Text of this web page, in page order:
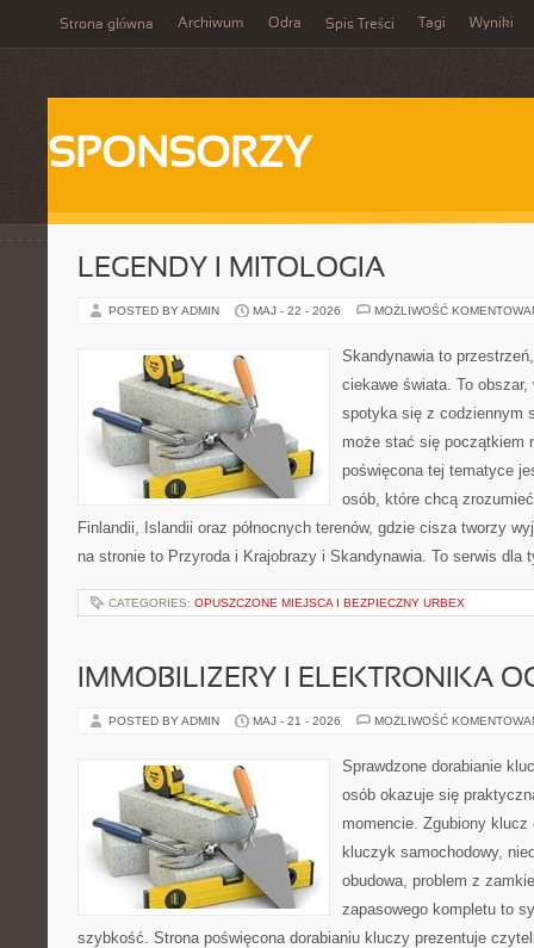
Strona główna Archiwum Odra Spis Treści Tagi Wyniki
SPONSORZY
LEGENDY I MITOLOGIA
POSTED BY ADMIN MAJ - 22 - 2026 MOŻLIWOŚĆ
Skandynawia to
ciekawe świata. To
spotyka się z codziennym
może stać się początkiem
poświęcona tej tematyce
osób, które chcą
Finlandii, Islandii oraz północnych terenów, gdzie cisza tworzy
na stronie to Przyroda i Krajobrazy i Skandynawia. To serwis
CATEGORIES: OPUSZCZONE MIEJSCA I BEZPIECZNY URBEX
IMMOBILIZERY I ELEKTRONIKA
POSTED BY ADMIN MAJ - 21 - 2026 MOŻLIWOŚĆ
Sprawdzone dorabianie
osób okazuje się
momencie. Zgubiony
kluczyk samochodowy,
obudowa, problem z
zapasowego kompletu to
szybkość. Strona poświęcona dorabianiu kluczy prezentuje